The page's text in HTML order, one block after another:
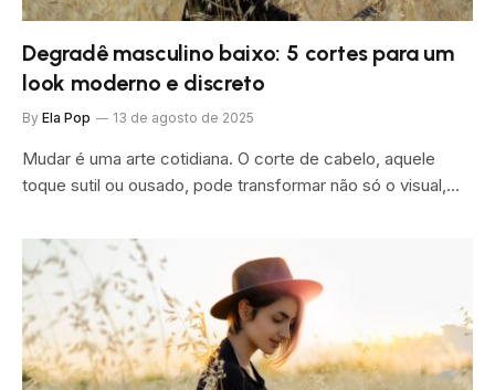
Degradê masculino baixo: 5 cortes para um
look moderno e discreto
By Ela Pop 13 de agosto de 2025
Mudar é uma arte cotidiana. O corte de cabelo, aquele
toque sutil ou ousado, pode transformar não só o visual,…